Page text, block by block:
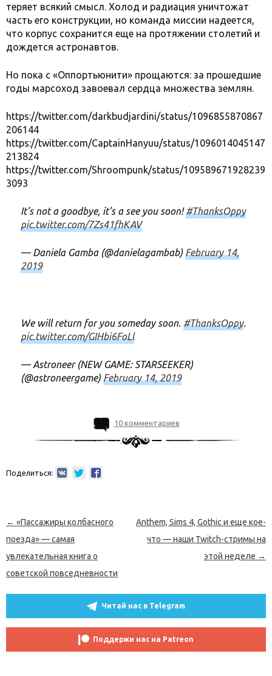
теряет всякий смысл. Холод и радиация уничтожат
часть его конструкции, но команда миссии надеется,
что корпус сохранится еще на протяжении столетий и
дождется астронавтов.
Но пока с «Оппортьюнити» прощаются: за прошедшие
годы марсоход завоевал сердца множества землян.
https://twitter.com/darkbudjardini/status/1096855870867
206144
https://twitter.com/CaptainHanyuu/status/1096014045147
213824
https://twitter.com/Shroompunk/status/109589671928239
3093
It’s not a goodbye, it’s a see you soon!#ThanksOppy
pic.twitter.com/7Zs41fhKAV
— Daniela Gamba (@danielagambab) February 14,
2019
We will return for you someday soon. #ThanksOppy.
pic.twitter.com/GIHbi6FoLl
— Astroneer (NEW GAME: STARSEEKER)
(@astroneergame) February 14, 2019
10 комментариев
Поделиться:
Навигация по записям
← «Пассажиры колбасного
поезда» — самая
увлекательная книга о
советской повседневности
Anthem, Sims 4, Gothic и еще кое-
что — наши Twitch-стримы на
этой неделе →
Читай нас в Telegram
Поддержи нас на Patreon